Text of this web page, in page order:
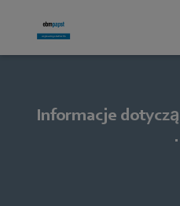
Informacje
.